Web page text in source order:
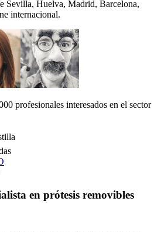
Sevilla, Huelva, Madrid, Barcelona,
internacional.
profesionales interesados en el sector
en prótesis removibles